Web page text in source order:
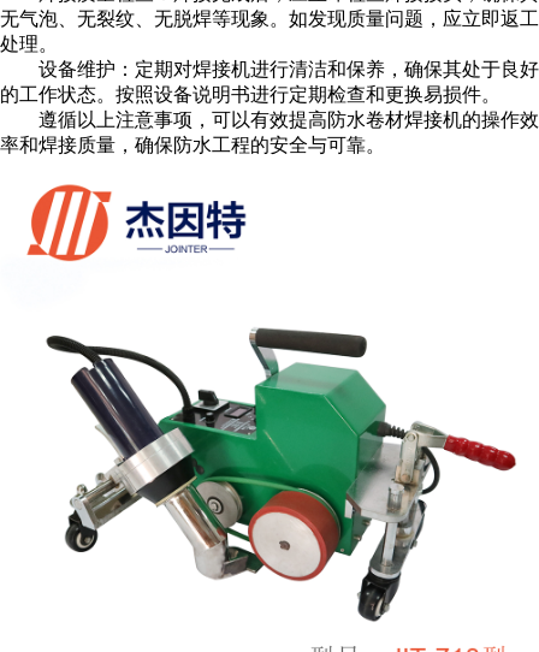
无气泡、无裂纹、无脱焊等现象。如发现质量问题，应立即返工
处理。
设备维护：定期对焊接机进行清洁和保养，确保其处于良好
的工作状态。按照设备说明书进行定期检查和更换易损件。
遵循以上注意事项，可以有效提高防水卷材焊接机的操作效
率和焊接质量，确保防水工程的安全与可靠。